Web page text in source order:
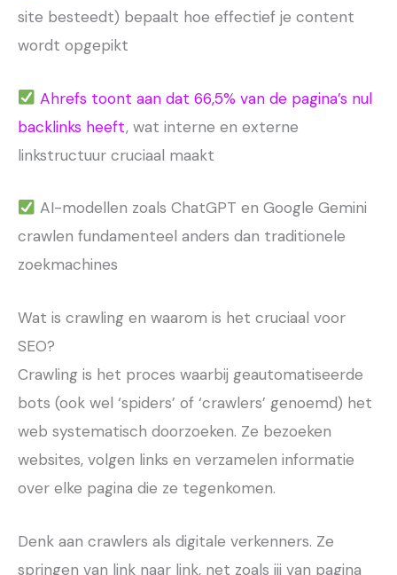
site besteedt) bepaalt hoe effectief je content
wordt opgepikt
Ahrefs toont aan dat 66,5% van de pagina’s nul
backlinks heeft, wat interne en externe
linkstructuur cruciaal maakt
AI-modellen zoals ChatGPT en Google Gemini
crawlen fundamenteel anders dan traditionele
zoekmachines
Wat is crawling en waarom is het cruciaal voor
SEO?
Crawling is het proces waarbij geautomatiseerde
bots (ook wel ‘spiders’ of ‘crawlers’ genoemd) het
web systematisch doorzoeken. Ze bezoeken
websites, volgen links en verzamelen informatie
over elke pagina die ze tegenkomen.
Denk aan crawlers als digitale verkenners. Ze
springen van link naar link, net zoals jij van pagina